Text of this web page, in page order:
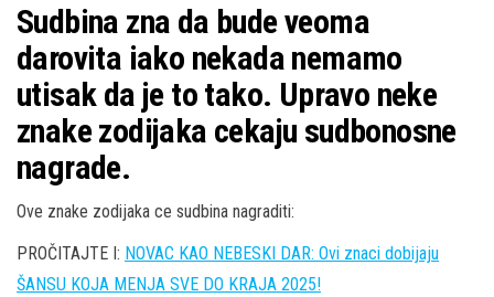
Sudbina zna da bude veoma
darovita iako nekada nemamo
utisak da je to tako. Upravo neke
znake zodijaka cekaju sudbonosne
nagrade.
Ove znake zodijaka ce sudbina nagraditi:
PROČITAJTE I: NOVAC KAO NEBESKI DAR: Ovi znaci dobijaju
ŠANSU KOJA MENJA SVE DO KRAJA 2025!